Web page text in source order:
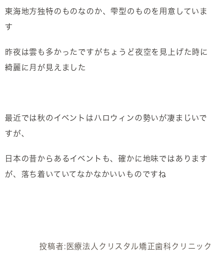
東海地方独特のものなのか、雫型のものを用意していま
す
昨夜は雲も多かったですがちょうど夜空を見上げた時に
綺麗に月が見えました
最近では秋のイベントはハロウィンの勢いが凄まじいで
すが、
日本の昔からあるイベントも、確かに地味ではあります
が、落ち着いていてなかなかいいものですね
投稿者: 医療法人クリスタル矯正歯科クリニック